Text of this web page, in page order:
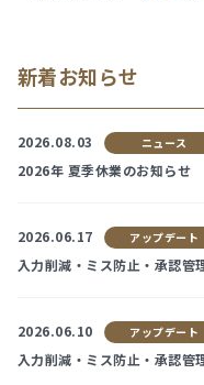
新着お知らせ
2026.08.03 ニュース
2026年 夏季休業のお知らせ
2026.06.17 アップデート
入力削減・ミス防止・承認
2026.06.10 アップデート
入力削減・ミス防止・承認